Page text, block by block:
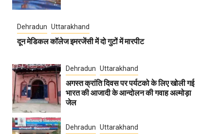
Dehradun Uttarakhand
दून मेडिकल कॉलेज इमरजेंसी में दो गुटों में मारपीट
Dehradun Uttarakhand
अगस्त क्रांति दिवस पर पर्यटको के लिए खोली गई
भारत की आजादी के आन्दोलन की गवाह अल्मोड़ा
जेल
Dehradun Uttarakhand